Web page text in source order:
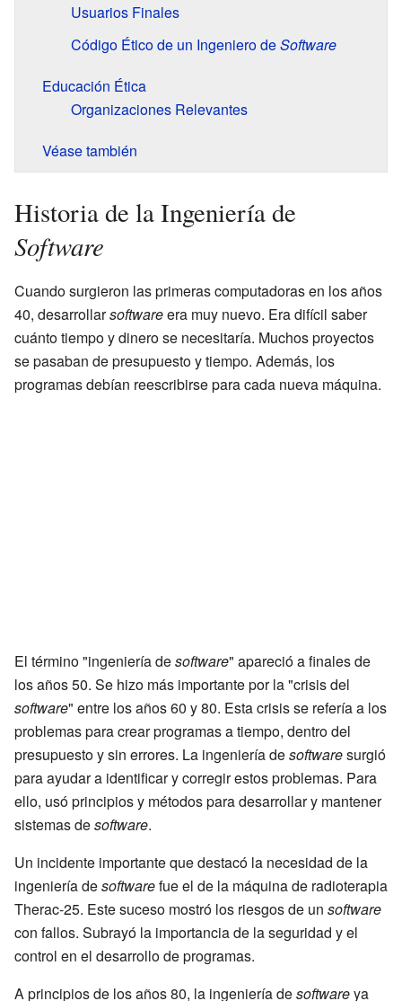
Usuarios Finales
Código Ético de un Ingeniero deSoftware
Educación Ética
Organizaciones Relevantes
Véase también
Historia de la Ingeniería de
Software
Cuando surgieron las primeras computadoras en los años
40, desarrollarsoftwareera muy nuevo. Era difícil saber
cuánto tiempo y dinero se necesitaría. Muchos proyectos
se pasaban de presupuesto y tiempo. Además, los
programas debían reescribirse para cada nueva máquina.
El término "ingeniería desoftware" apareció a finales de
los años 50. Se hizo más importante por la "crisis del
software" entre los años 60 y 80. Esta crisis se refería a los
problemas para crear programas a tiempo, dentro del
presupuesto y sin errores. La ingeniería desoftwaresurgió
para ayudar a identificar y corregir estos problemas. Para
ello, usó principios y métodos para desarrollar y mantener
sistemas desoftware.
Un incidente importante que destacó la necesidad de la
ingeniería desoftwarefue el de la máquina de radioterapia
Therac-25. Este suceso mostró los riesgos de un software
con fallos. Subrayó la importancia de la seguridad y el
control en el desarrollo de programas.
A principios de los años 80, la ingeniería desoftwareya